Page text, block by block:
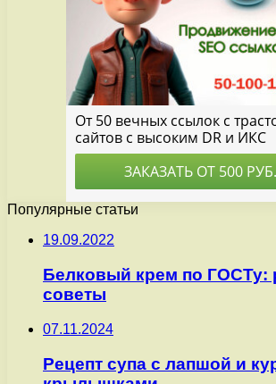
Популярные статьи
19.09.2022
Белковый крем по ГОСТу:
советы
07.11.2024
Рецепт супа с лапшой и